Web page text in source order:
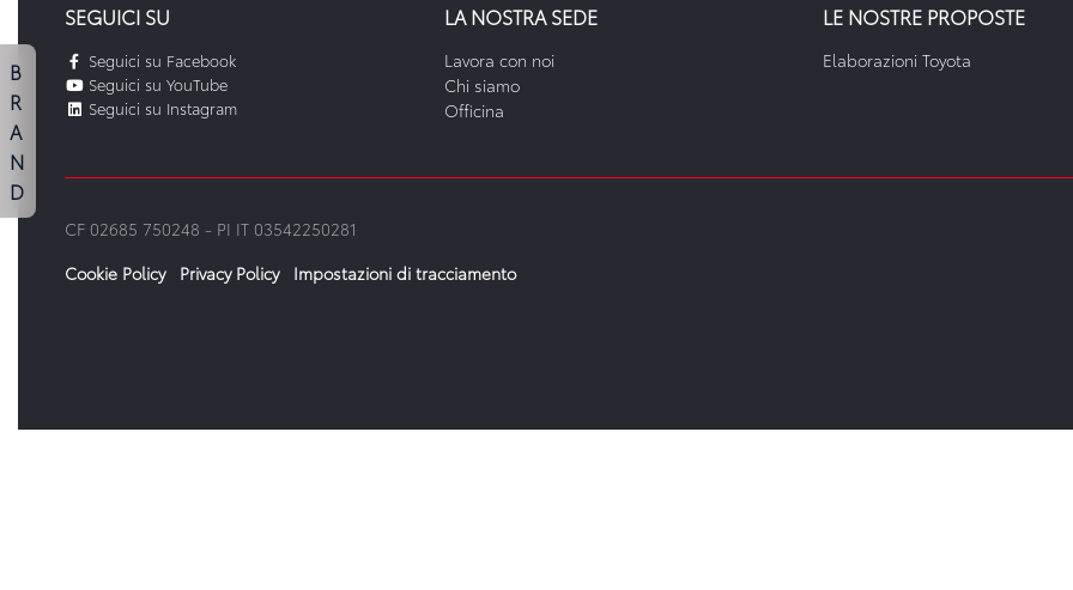
SEGUICI SU
Seguici su Facebook
Seguici su YouTube
Seguici su Instagram
LA NOSTRA SEDE
Lavora con noi
Chi siamo
Officina
LE NOSTRE PROPOSTE
Elaborazioni Toyota
CF 02685 750248 - PI IT 03542250281
Cookie Policy
Privacy Policy Impostazioni di tracciamento
B
R
A
N
D